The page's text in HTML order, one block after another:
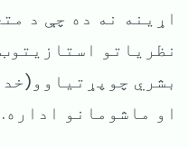
اړینه نه ده چې د
نظریاتو
بشري
او ماشومانو اداره.